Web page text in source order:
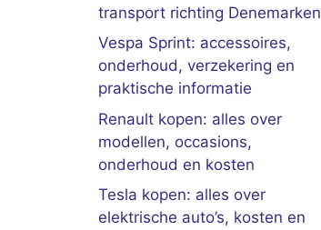
transport richting Denemarken
Vespa Sprint: accessoires,
onderhoud, verzekering en
praktische informatie
Renault kopen: alles over
modellen, occasions,
onderhoud en kosten
Tesla kopen: alles over
elektrische auto’s, kosten en